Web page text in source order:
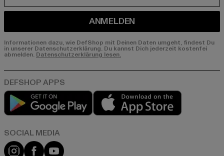
ANMELDEN
Informationen dazu, wie DefShop mit Deinen Daten umgeht, findest Du
in unserer Datenschutzerklärung. Du kannst Dich jederzeit kostenfei
abmelden. Datenschutzerklärung lesen.
Play market
Instagram
FacebookYouTube